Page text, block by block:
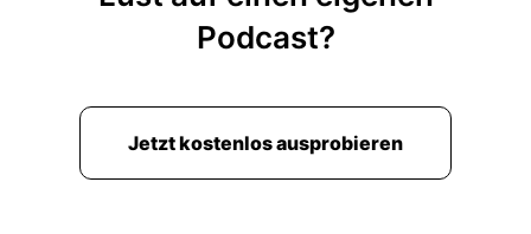
Podcast?
Jetzt kostenlos ausprobieren